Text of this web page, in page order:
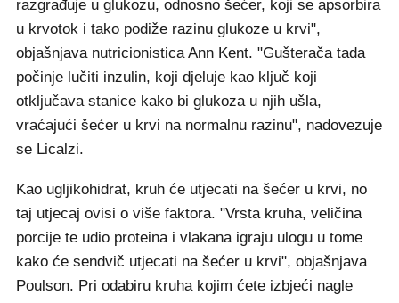
razgrađuje u glukozu, odnosno šećer, koji se apsorbira
u krvotok i tako podiže razinu glukoze u krvi",
objašnjava nutricionistica Ann Kent. "Gušterača tada
počinje lučiti inzulin, koji djeluje kao ključ koji
otključava stanice kako bi glukoza u njih ušla,
vraćajući šećer u krvi na normalnu razinu", nadovezuje
se Licalzi.
Kao ugljikohidrat, kruh će utjecati na šećer u krvi, no
taj utjecaj ovisi o više faktora. "Vrsta kruha, veličina
porcije te udio proteina i vlakana igraju ulogu u tome
kako će sendvič utjecati na šećer u krvi", objašnjava
Poulson. Pri odabiru kruha kojim ćete izbjeći nagle